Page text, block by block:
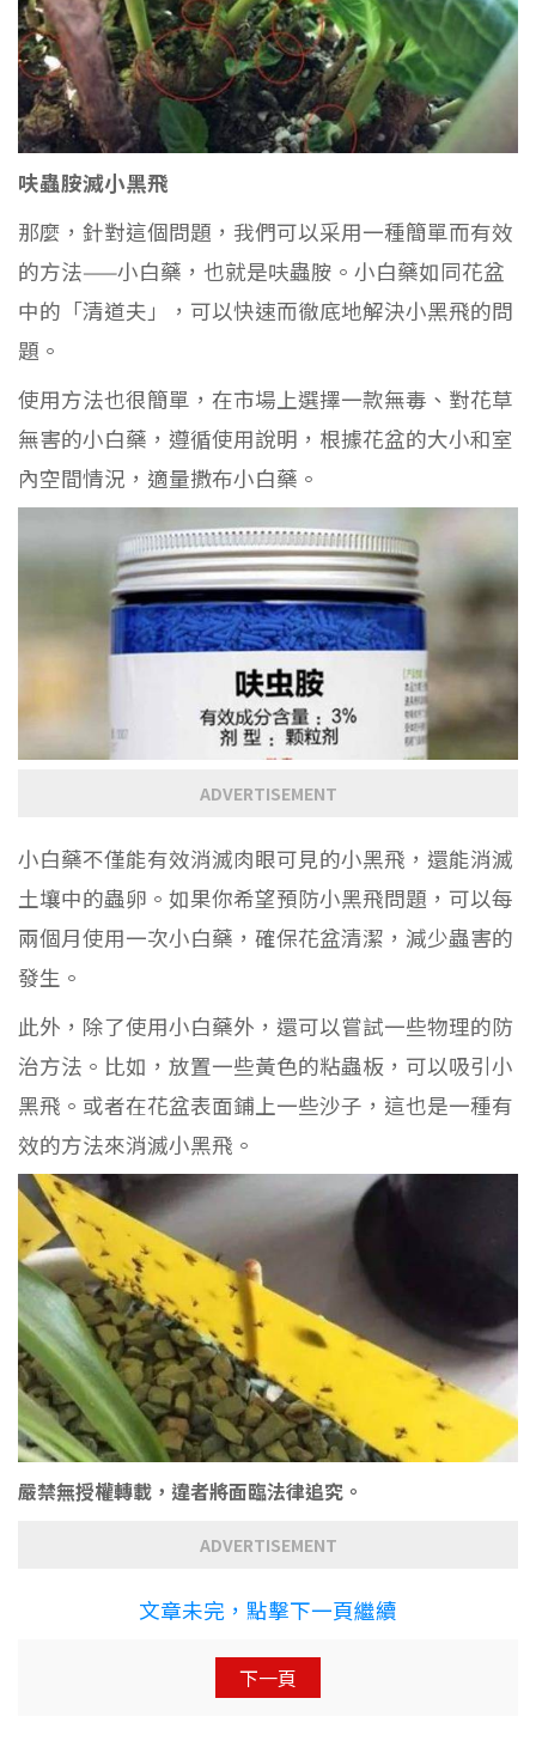
呋蟲胺滅小黑飛
那麼，針對這個問題，我們可以采用一種簡單而有效
的方法——小白藥，也就是呋蟲胺。小白藥如同花盆
中的「清道夫」，可以快速而徹底地解決小黑飛的問
題。
使用方法也很簡單，在市場上選擇一款無毒、對花草
無害的小白藥，遵循使用說明，根據花盆的大小和室
內空間情況，適量撒布小白藥。
ADVERTISEMENT
小白藥不僅能有效消滅肉眼可見的小黑飛，還能消滅
土壤中的蟲卵。如果你希望預防小黑飛問題，可以每
兩個月使用一次小白藥，確保花盆清潔，減少蟲害的
發生。
此外，除了使用小白藥外，還可以嘗試一些物理的防
治方法。比如，放置一些黃色的粘蟲板，可以吸引小
黑飛。或者在花盆表面鋪上一些沙子，這也是一種有
效的方法來消滅小黑飛。
嚴禁無授權轉載，違者將面臨法律追究。
ADVERTISEMENT
文章未完，點擊下一頁繼續
下一頁